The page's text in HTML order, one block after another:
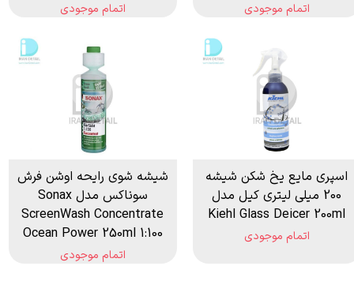
اتمام موجودی اتمام موجودی
اسپری مایع یخ شکن شیشه
200 میلی لیتری کیل مدل
Kiehl Glass Deicer 200ml
اتمام موجودی
شیشه شوی رایحه اوشن فرش
سوناکس مدل Sonax
ScreenWash Concentrate
Ocean Power 250ml 1:100
اتمام موجودی